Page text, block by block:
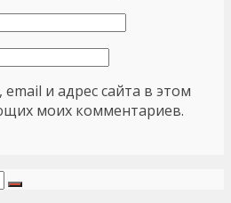
и адрес сайта в этом
моих комментариев.